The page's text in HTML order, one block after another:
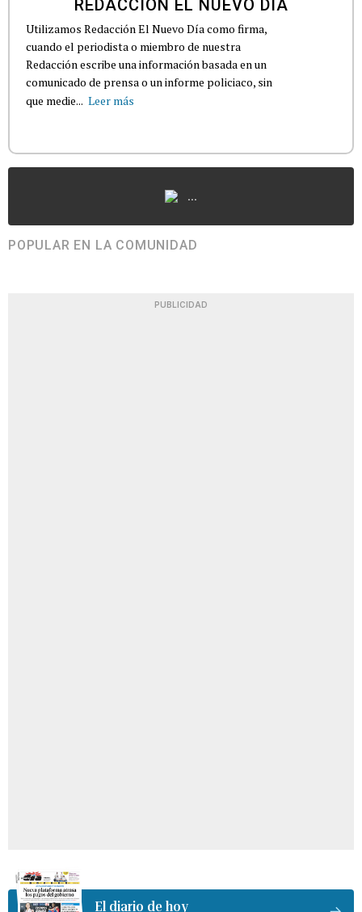
REDACCIÓN EL NUEVO DÍA
Utilizamos Redacción El Nuevo Día como firma,
cuando el periodista o miembro de nuestra
Redacción escribe una información basada en un
comunicado de prensa o un informe policiaco, sin
que medie... Leer más
...
POPULAR EN LA COMUNIDAD
PUBLICIDAD
El diario de hoy